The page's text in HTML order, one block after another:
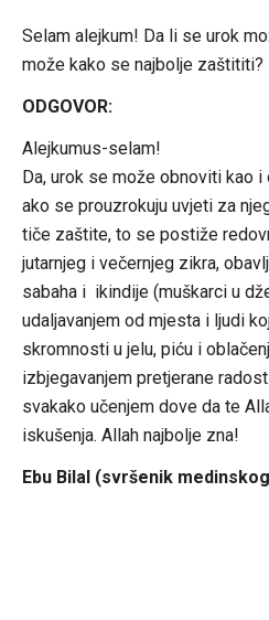
Selam alejkum! Da li se urok
može kako se najbolje zaštititi?
ODGOVOR:
Alejkumus-selam!
Da, urok se može obnoviti kao
ako se prouzrokuju uvjeti za
tiče zaštite, to se postiže
jutarnjeg i večernjeg zikra,
sabaha i ikindije (muškarci u
udaljavanjem od mjesta i ljudi
skromnosti u jelu, piću i
izbjegavanjem pretjerane
svakako učenjem dove da te
iskušenja. Allah najbolje zna!
Ebu Bilal (svršenik